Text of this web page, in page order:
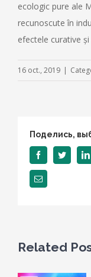
ecologic pure ale
recunoscute în
efectele curative
16 oct., 2019 |
Поделись,
FacebookTwitter
Email
Related